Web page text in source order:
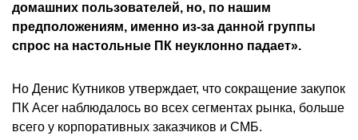
домашних пользователей, но, по нашим
предположениям, именно из-за данной группы
спрос на настольные ПК неуклонно падает».
Но Денис Кутников утверждает, что сокращение закупок
ПК Acer наблюдалось во всех сегментах рынка, больше
всего у корпоративных заказчиков и СМБ.